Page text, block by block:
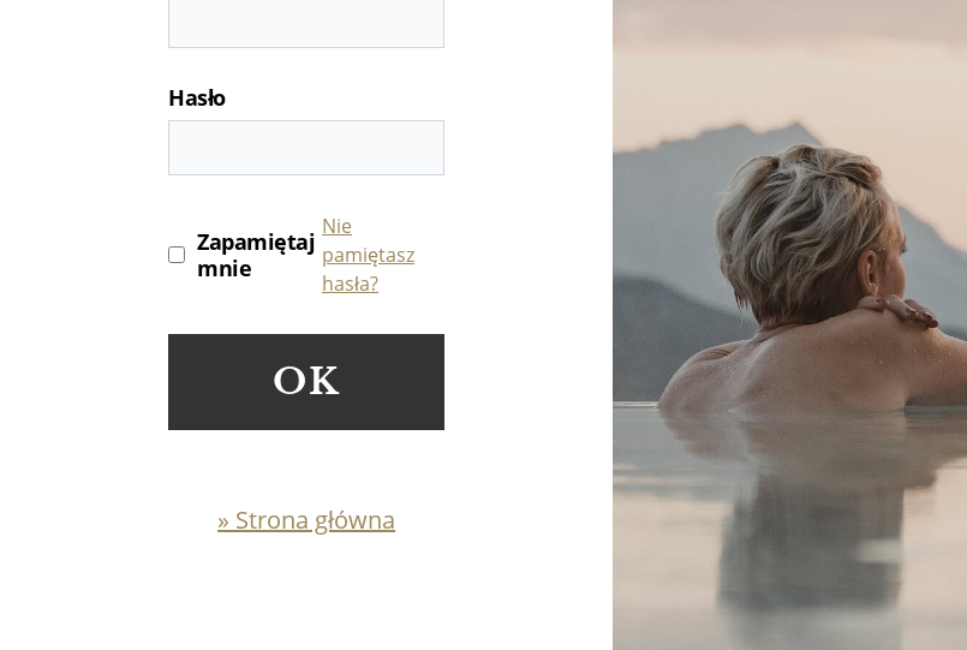
Hasło
Zapamiętaj
mnie
Nie
pamiętasz
hasła?
OK
» Strona główna